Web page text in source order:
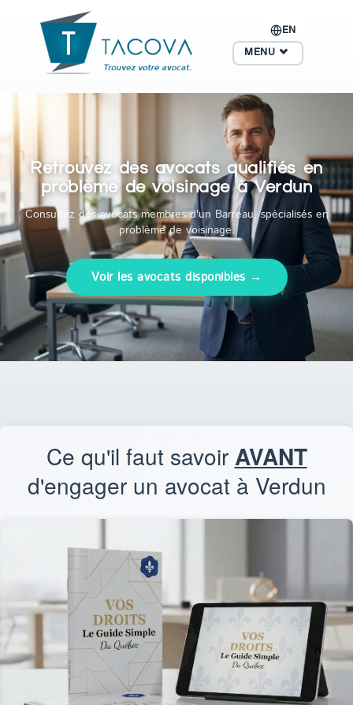
EN
MENU
Retrouvez des avocats qualifiés en
problème de voisinage à Verdun
Consultez des avocats membres d'un Barreau, spécialisés en
problème de voisinage.
Voir les avocats disponibles →
Ce qu'il faut savoir AVANT
d'engager un avocat à Verdun